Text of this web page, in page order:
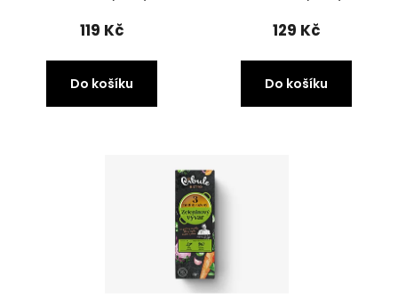
119 Kč
Do košíku
129 Kč
Do košíku